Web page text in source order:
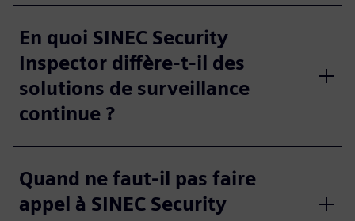
En quoi SINEC Security
Inspector diffère-t-il des
solutions de surveillance
continue ?
Quand ne faut-il pas faire
appel à SINEC Security